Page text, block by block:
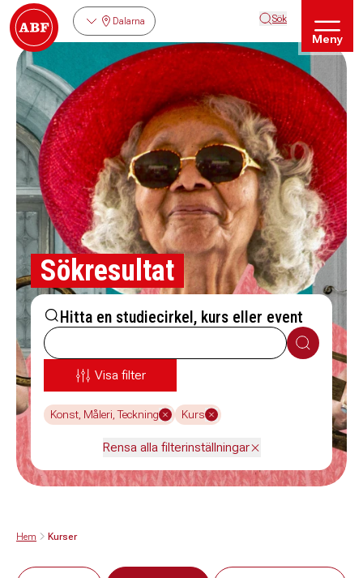
Dalarna Sök
Meny
Sökresultat
Hitta en studiecirkel, kurs eller event
Sök
Visa filter
Konst, Måleri, Teckning Kurs
Rensa alla filterinställningar
Hem Kurser